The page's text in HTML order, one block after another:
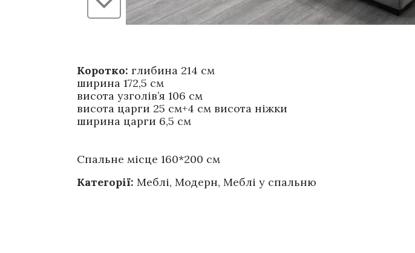
Коротко: глибина 214 см
ширина 172,5 см
висота узголів’я 106 см
висота царги 25 см+4 см висота ніжки
ширина царги 6,5 см
Спальне місце 160*200 см
Категорії: Меблі, Модерн, Меблі у спальню